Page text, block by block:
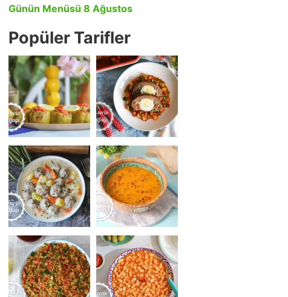
Günün Menüsü 8 Ağustos
Popüler Tarifler